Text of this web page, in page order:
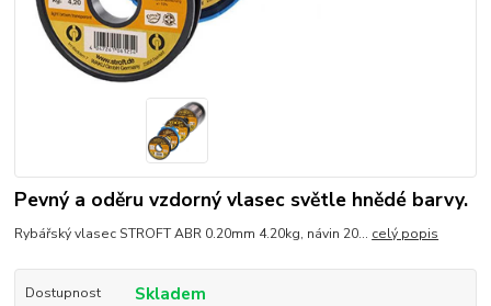
Pevný a oděru vzdorný vlasec světle hnědé barvy.
Rybářský vlasec STROFT ABR 0.20mm 4.20kg, návin 20... celý popis
Dostupnost Skladem